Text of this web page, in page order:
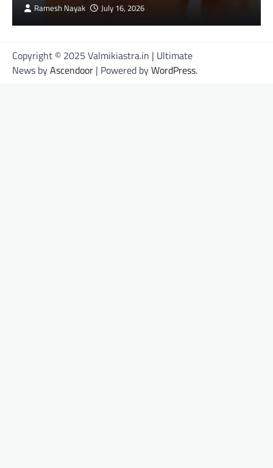
Ramesh Nayak July 16, 2026
Copyright © 2025 Valmikiastra.in | Ultimate
News byAscendoor | Powered byWordPress.